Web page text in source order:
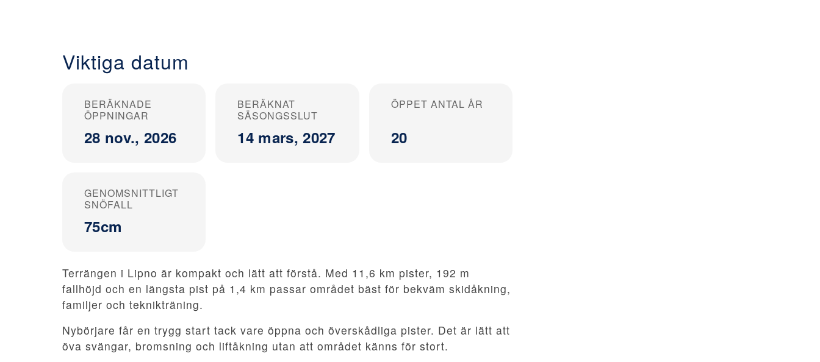
Viktiga datum
BERÄKNADE
ÖPPNINGAR
28 nov., 2026
BERÄKNAT
SÄSONGSSLUT
14 mars, 2027
ÖPPET ANTAL ÅR
20
GENOMSNITTLIGT
SNÖFALL
75cm
Terrängen i Lipno är kompakt och lätt att förstå. Med 11,6 km pister, 192 m
fallhöjd och en längsta pist på 1,4 km passar området bäst för bekväm skidåkning,
familjer och teknikträning.
Nybörjare får en trygg start tack vare öppna och överskådliga pister. Det är lätt att
öva svängar, bromsning och liftåkning utan att området känns för stort.